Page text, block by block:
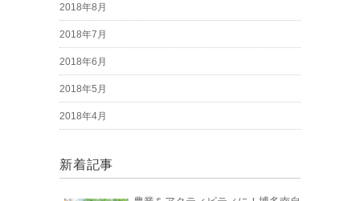
2018年8月
2018年7月
2018年6月
2018年5月
2018年4月
新着記事